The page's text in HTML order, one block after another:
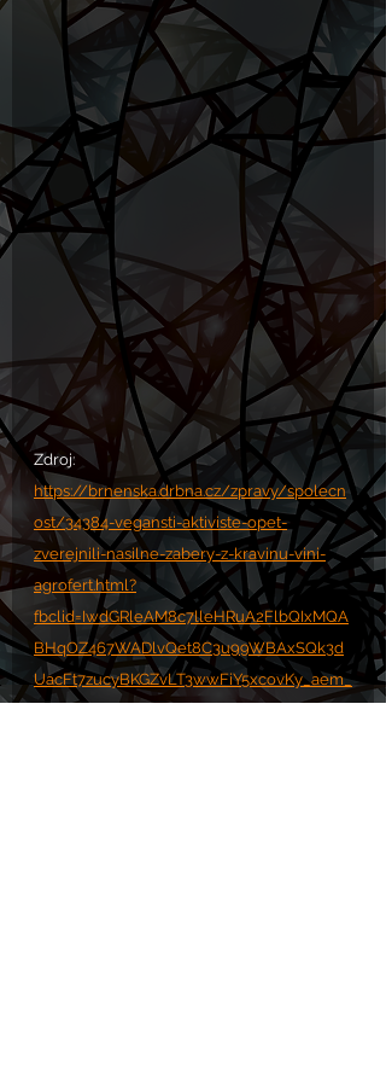
Zdroj:
https://brnenska.drbna.cz/zpravy/spolecn
ost/34384-vegansti-aktiviste-opet-
zverejnili-nasilne-zabery-z-kravinu-vini-
agrofert.html?
fbclid=IwdGRleAM8c7lleHRuA2FlbQIxMQA
BHqOZ467WADlvQet8C3u99WBAxSQk3d
UacFt7zucyBKGZvLT3wwFiY5xcovKy_aem_